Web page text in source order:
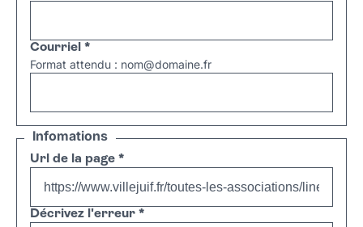
Courriel *
Format attendu : nom@domaine.fr
Infomations
Url de la page *
Décrivez l'erreur *